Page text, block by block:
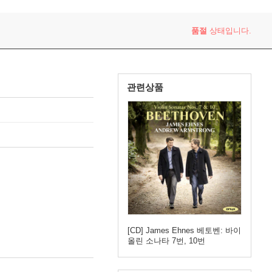
품절 상태입니다.
관련상품
[CD] James Ehnes 베토벤: 바이
올린 소나타 7번, 10번